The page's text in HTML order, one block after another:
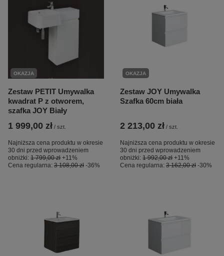
OKAZJA
Zestaw PETIT Umywalka
kwadrat P z otworem,
szafka JOY Biały
1 999,00 zł / szt.
Najniższa cena produktu w okresie
30 dni przed wprowadzeniem
obniżki: 1 799,00 zł +11%
Cena regularna: 3 108,00 zł -36%
OKAZJA
Zestaw JOY Umywalka
Szafka 60cm biała
2 213,00 zł / szt.
Najniższa cena produktu w okresie
30 dni przed wprowadzeniem
obniżki: 1 992,00 zł +11%
Cena regularna: 3 162,00 zł -30%